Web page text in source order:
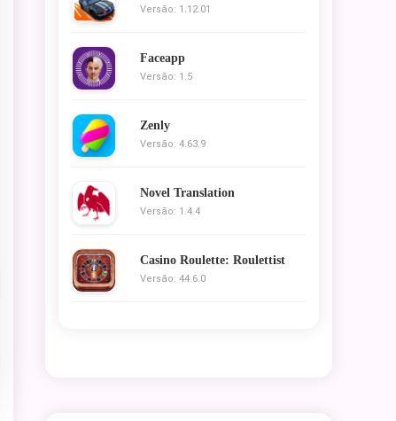
Versão: 1.12.01
Faceapp
Versão: 1.5
Zenly
Versão: 4.63.9
Novel Translation
Versão: 1.4.4
Casino Roulette: Roulettist
Versão: 44.6.0